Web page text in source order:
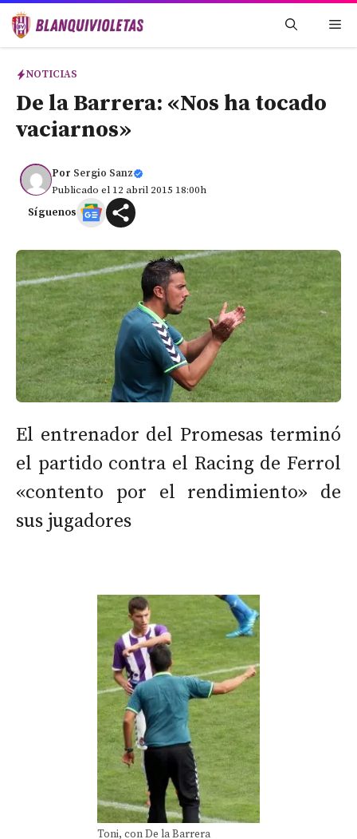
Saltar
NOTICIAS
De la Barrera: «Nos ha tocado
vaciarnos»
Por Sergio Sanz
Publicado el 12 abril 2015 18:00h
Síguenos
El entrenador del Promesas terminó
el partido contra el Racing de Ferrol
«contento por el rendimiento» de
sus jugadores
Toni, con De la Barrera